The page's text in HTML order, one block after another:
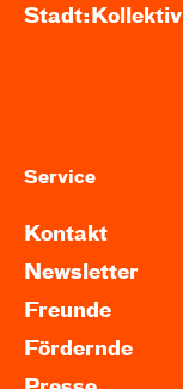
Stadt:Kollektiv
Service
Kontakt
Newsletter
Freunde
Fördernde